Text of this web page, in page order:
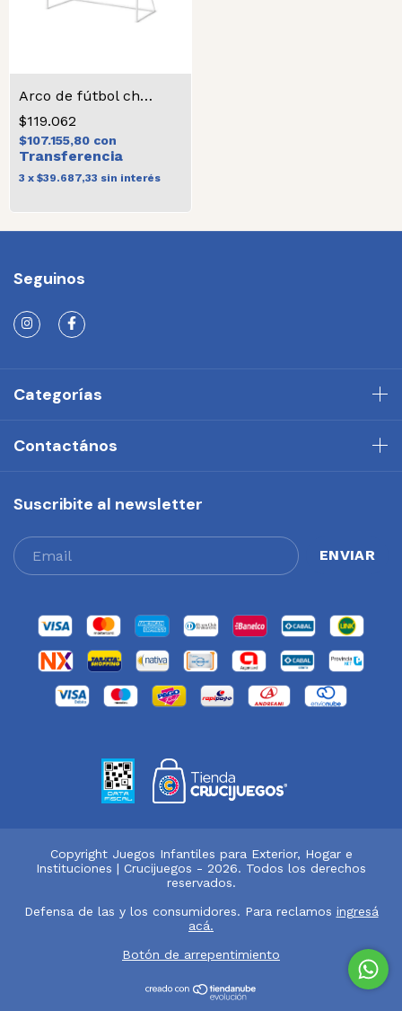
Arco de fútbol chico
$119.062
$107.155,80 con
3 x $39.687,33 sin interés
Seguinos
Categorías
Contactános
Suscribite al newsletter
Copyright Juegos Infantiles para Exterior, Hogar e
Instituciones | Crucijuegos - 2026. Todos los derechos
reservados.
Defensa de las y los consumidores. Para reclamos ingresá
acá.
Botón de arrepentimiento